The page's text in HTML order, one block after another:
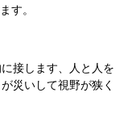
す。
接します、人と人を
災いして視野が狭く